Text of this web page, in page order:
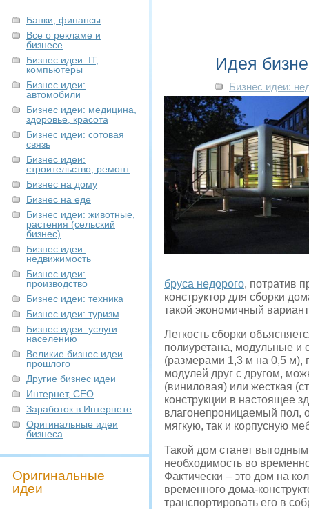
Банки, финансы
Все о рекламе и
бизнесе
Бизнес идеи: IT,
компьютеры
Бизнес идеи:
автомобили
Бизнес идеи: медицина,
здоровье, красота
Бизнес идеи: сотовая
связь
Бизнес идеи:
строительство, ремонт
Бизнес на дому
Бизнес на еде
Бизнес идеи: животные,
растения (сельский
бизнес)
Бизнес идеи:
недвижимость
Бизнес идеи:
производство
Бизнес идеи: техника
Бизнес идеи: туризм
Бизнес идеи: услуги
населению
Великие бизнес идеи
прошлого
Другие бизнес идеи
Интернет, СЕО
Заработок в Интернете
Оригинальные идеи
бизнеса
Оригинальные
идеи
Идея
Бизнес идеи:
бруса недорого, потратив
конструктор для сборки
такой экономичный
Легкость сборки
полиуретана, модульные и
(размерами 1,3 м на 0,5 м),
модулей друг с другом,
(виниловая) или жесткая
конструкции в настоящее
влагонепроницаемый пол,
мягкую, так и корпусную
Такой дом станет
необходимость во
Фактически – это дом на
временного дома-
транспортировать его в